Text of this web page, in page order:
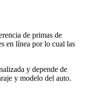
de primas de
en línea por lo cual las
y depende de
y modelo del auto.